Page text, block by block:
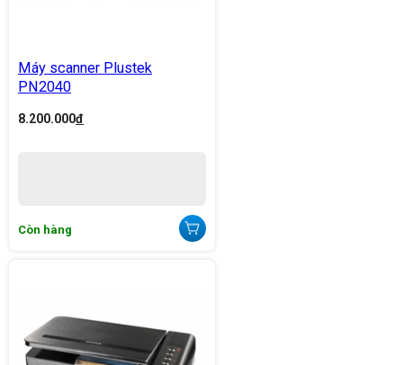
Máy scanner Plustek
PN2040
8.200.000đ
Còn hàng